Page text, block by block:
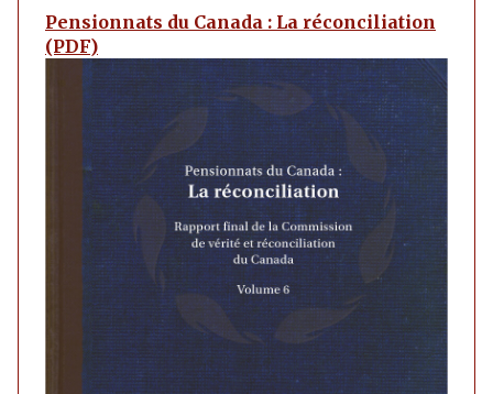
Pensionnats du Canada : La réconciliation
(PDF)